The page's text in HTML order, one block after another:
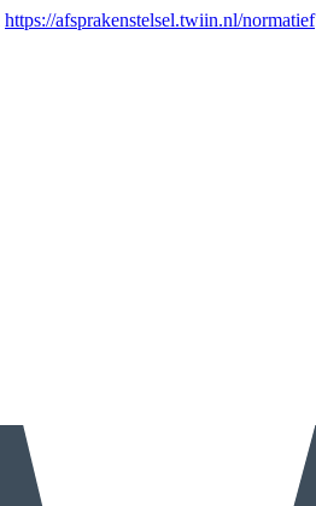
https://afsprakenstelsel.twiin.nl/normatief